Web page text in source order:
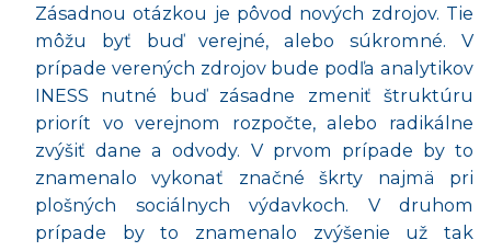
Zásadnou otázkou je pôvod nových zdrojov. Tie
môžu byť buď verejné, alebo súkromné. V
prípade verených zdrojov bude podľa analytikov
INESS nutné buď zásadne zmeniť štruktúru
priorít vo verejnom rozpočte, alebo radikálne
zvýšiť dane a odvody. V prvom prípade by to
znamenalo vykonať značné škrty najmä pri
plošných sociálnych výdavkoch. V druhom
prípade by to znamenalo zvýšenie už tak